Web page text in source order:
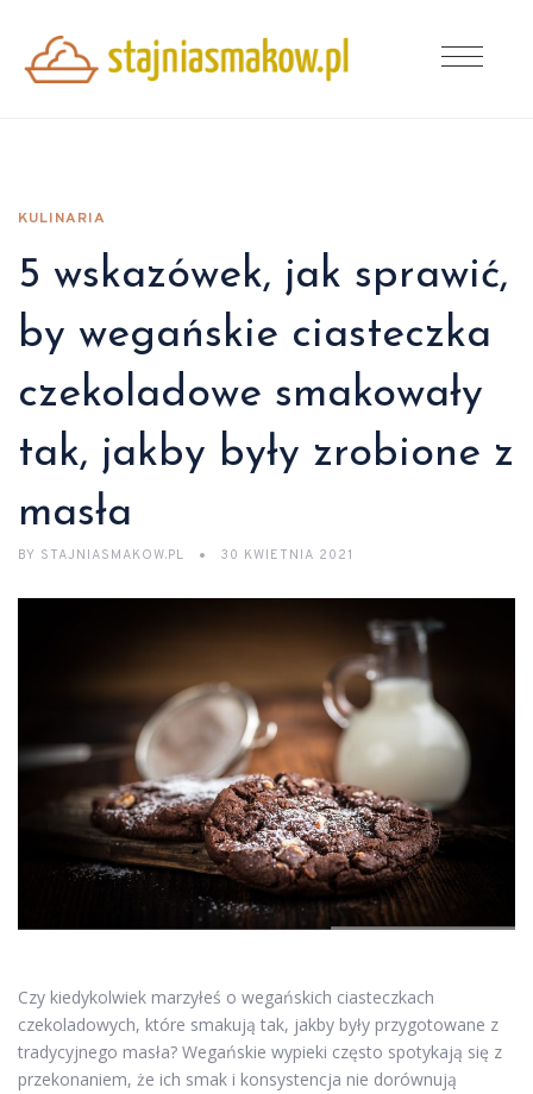
KULINARIA
5 wskazówek, jak sprawić,
by wegańskie ciasteczka
czekoladowe smakowały
tak, jakby były zrobione z
masła
BY STAJNIASMAKOW.PL 30 KWIETNIA 2021
Czy kiedykolwiek marzyłeś o wegańskich ciasteczkach
czekoladowych, które smakują tak, jakby były przygotowane z
tradycyjnego masła? Wegańskie wypieki często spotykają się z
przekonaniem, że ich smak i konsystencja nie dorównują